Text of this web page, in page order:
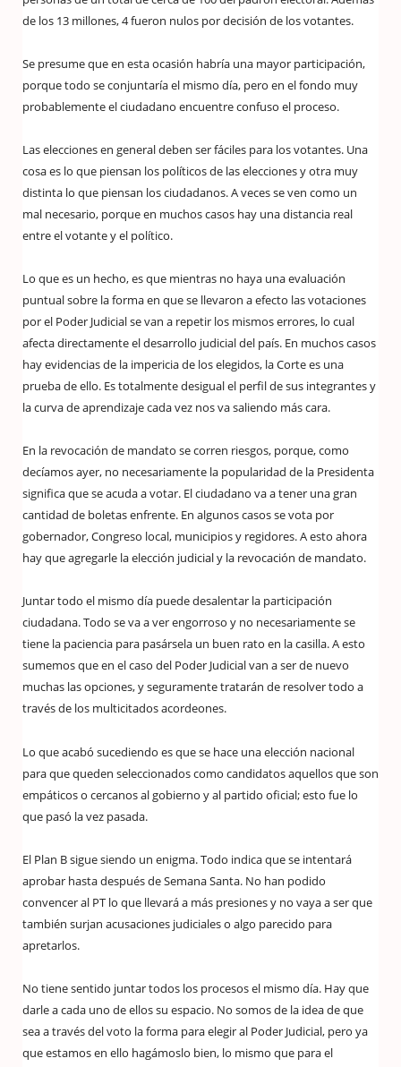
de los 13 millones, 4 fueron nulos por decisión de los votantes.
Se presume que en esta ocasión habría una mayor participación,
porque todo se conjuntaría el mismo día, pero en el fondo muy
probablemente el ciudadano encuentre confuso el proceso.
Las elecciones en general deben ser fáciles para los votantes. Una
cosa es lo que piensan los políticos de las elecciones y otra muy
distinta lo que piensan los ciudadanos. A veces se ven como un
mal necesario, porque en muchos casos hay una distancia real
entre el votante y el político.
Lo que es un hecho, es que mientras no haya una evaluación
puntual sobre la forma en que se llevaron a efecto las votaciones
por el Poder Judicial se van a repetir los mismos errores, lo cual
afecta directamente el desarrollo judicial del país. En muchos casos
hay evidencias de la impericia de los elegidos, la Corte es una
prueba de ello. Es totalmente desigual el perfil de sus integrantes y
la curva de aprendizaje cada vez nos va saliendo más cara.
En la revocación de mandato se corren riesgos, porque, como
decíamos ayer, no necesariamente la popularidad de la Presidenta
significa que se acuda a votar. El ciudadano va a tener una gran
cantidad de boletas enfrente. En algunos casos se vota por
gobernador, Congreso local, municipios y regidores. A esto ahora
hay que agregarle la elección judicial y la revocación de mandato.
Juntar todo el mismo día puede desalentar la participación
ciudadana. Todo se va a ver engorroso y no necesariamente se
tiene la paciencia para pasársela un buen rato en la casilla. A esto
sumemos que en el caso del Poder Judicial van a ser de nuevo
muchas las opciones, y seguramente tratarán de resolver todo a
través de los multicitados acordeones.
Lo que acabó sucediendo es que se hace una elección nacional
para que queden seleccionados como candidatos aquellos que son
empáticos o cercanos al gobierno y al partido oficial; esto fue lo
que pasó la vez pasada.
El Plan B sigue siendo un enigma. Todo indica que se intentará
aprobar hasta después de Semana Santa. No han podido
convencer al PT lo que llevará a más presiones y no vaya a ser que
también surjan acusaciones judiciales o algo parecido para
apretarlos.
No tiene sentido juntar todos los procesos el mismo día. Hay que
darle a cada uno de ellos su espacio. No somos de la idea de que
sea a través del voto la forma para elegir al Poder Judicial, pero ya
que estamos en ello hagámoslo bien, lo mismo que para el